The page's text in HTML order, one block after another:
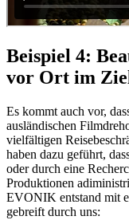
Beispiel 4:
vor Ort im
Es kommt auch vor,
ausländischen
vielfältigen
haben dazu geführt,
oder durch eine
Produktionen
EVONIK entstand mit
gebreift durch uns: